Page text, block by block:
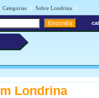
Categorias | Sobre Londrina |
Londrina